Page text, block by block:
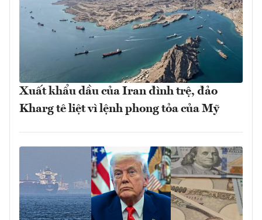
Xuất khẩu dầu của Iran đình trệ, đảo
Kharg tê liệt vì lệnh phong tỏa của Mỹ